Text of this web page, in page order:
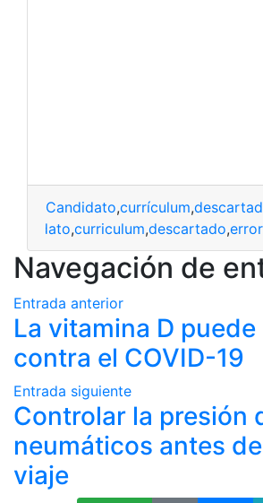
Candidato,currículum,
candidato,curriculum,descartado,
Navegación de
Entrada anterior
La vitamina D
contra el COVID-19
Entrada siguiente
Controlar la presión
neumáticos antes
viaje